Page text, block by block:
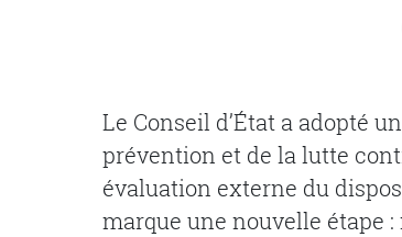
Le Conseil d’État a adopté
prévention et de la lutte
évaluation externe du
marque une nouvelle étape